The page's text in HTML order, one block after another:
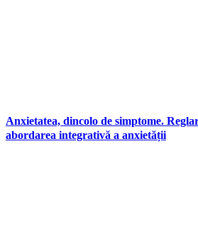
Anxietatea, dincolo de simptome.
abordarea integrativă a anxietății